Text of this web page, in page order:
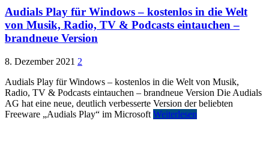
Audials Play für Windows – kostenlos in die Welt
von Musik, Radio, TV & Podcasts eintauchen –
brandneue Version
8. Dezember 2021 2
Audials Play für Windows – kostenlos in die Welt von Musik,
Radio, TV & Podcasts eintauchen – brandneue Version Die Audials
AG hat eine neue, deutlich verbesserte Version der beliebten
Freeware „Audials Play“ im Microsoft Weiterlesen